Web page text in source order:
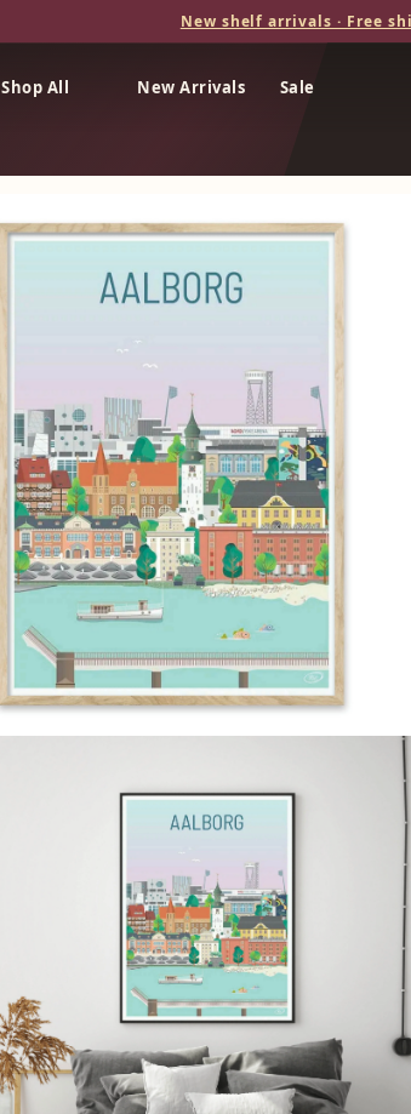
New shelf arrivals · Free
Shop All New Arrivals Sale